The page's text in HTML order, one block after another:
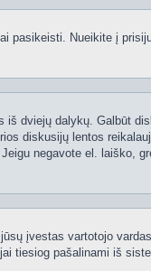
pasikeisti. Nueikite į
dviejų dalykų. Galbūt
diskusijų lentos
negavote el. laiško,
įvestas vartotojo
tiesiog pašalinami iš